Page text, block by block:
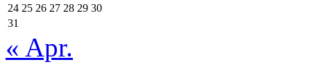
24 25 26 27 28 29 30
31
« Apr.